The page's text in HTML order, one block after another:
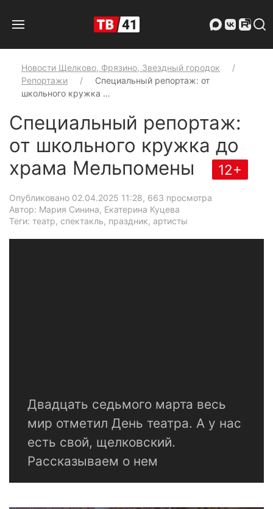
Новости Щелково, Фрязино, Звездный городок
Репортажи
Специальный репортаж: от
школьного кружка …
Специальный репортаж:
от школьного кружка до
храма Мельпомены
12+
Опубликовано 02.04.2025 11:28, 663 просмотра
Автор: Мария Синина, Екатерина Куцева
Теги: театр, спектакль, праздник, артисты
Двадцать седьмого марта весь
мир отметил День театра. А у нас
есть свой, щелковский.
Рассказываем о нем